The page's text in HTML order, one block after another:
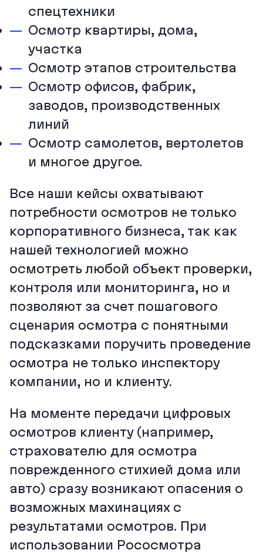
спецтехники
Осмотр квартиры, дома,
участка
Осмотр этапов строительства
Осмотр офисов, фабрик,
заводов, производственных
линий
Осмотр самолетов, вертолетов
и многое другое.
Все наши кейсы охватывают
потребности осмотров не только
корпоративного бизнеса, так как
нашей технологией можно
осмотреть любой объект проверки,
контроля или мониторинга, но и
позволяют за счет пошагового
сценария осмотра с понятными
подсказками поручить проведение
осмотра не только инспектору
компании, но и клиенту.
На моменте передачи цифровых
осмотров клиенту (например,
страхователю для осмотра
поврежденного стихией дома или
авто) сразу возникают опасения о
возможных махинациях с
результатами осмотров. При
использовании Рососмотра